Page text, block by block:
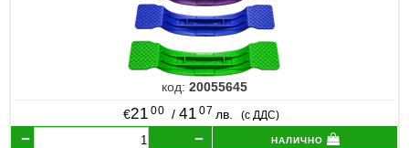
код: 20055645
€21 00 / 41 07 лв. (с ДДС)
налично